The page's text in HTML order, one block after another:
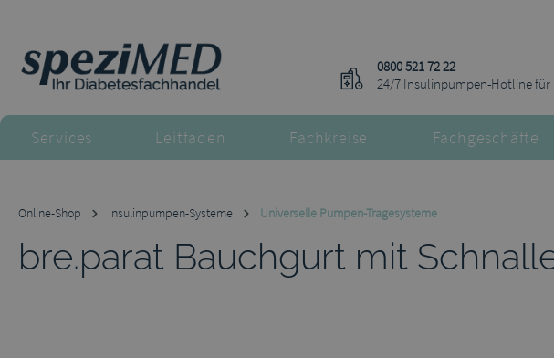
0800 521 72 22
24/7 Insulinpumpen-Hotline
Services Leitfaden Fachkreise Fachgeschäfte
Online-Shop Insulinpumpen-Systeme Universelle Pumpen-Tragesysteme
bre.parat Bauchgurt mit